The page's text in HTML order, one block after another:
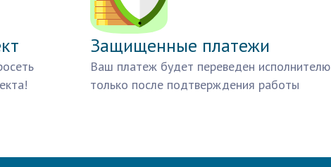
Защищенные платежи
Ваш платеж будет переведен исполнителю
только после подтверждения работы